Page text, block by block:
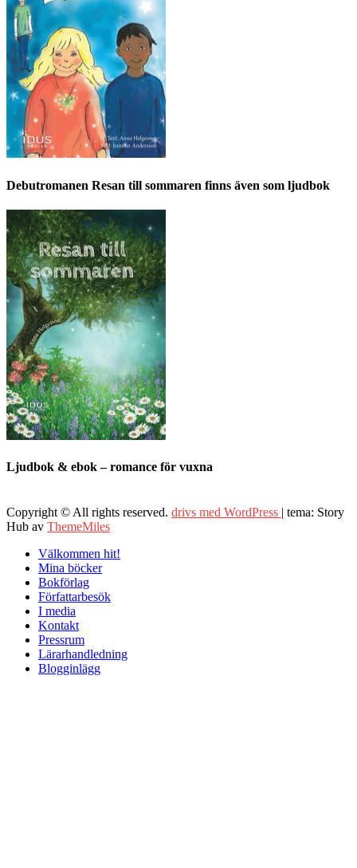
Debutromanen Resan till sommaren finns även som ljudbok
Ljudbok & ebok – romance för vuxna
Copyright © All rights reserved. drivs med WordPress | tema: Story
Hub av ThemeMiles
Välkommen hit!
Mina böcker
Bokförlag
Författarbesök
I media
Kontakt
Pressrum
Lärarhandledning
Blogginlägg